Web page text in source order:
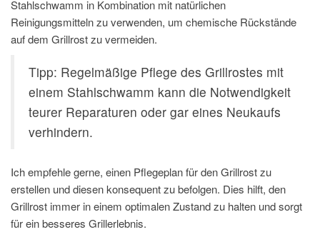
Stahlschwamm in Kombination mit natürlichen
Reinigungsmitteln zu verwenden, um chemische Rückstände
auf dem Grillrost zu vermeiden.
Tipp: Regelmäßige Pflege des Grillrostes mit
einem Stahlschwamm kann die Notwendigkeit
teurer Reparaturen oder gar eines Neukaufs
verhindern.
Ich empfehle gerne, einen Pflegeplan für den Grillrost zu
erstellen und diesen konsequent zu befolgen. Dies hilft, den
Grillrost immer in einem optimalen Zustand zu halten und sorgt
für ein besseres Grillerlebnis.